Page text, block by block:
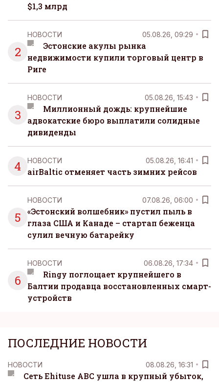
$1,3 млрд
2
НОВОСТИ 05.08.26, 09:29
Эстонские акулы рынка
недвижимости купили торговый центр в
Риге
3
НОВОСТИ 05.08.26, 15:43
Миллионный дождь: крупнейшие
адвокатские бюро выплатили солидные
дивиденды
4 НОВОСТИ 05.08.26, 16:41
airBaltic отменяет часть зимних рейсов
5
НОВОСТИ 07.08.26, 06:00
«Эстонский волшебник» пустил пыль в
глаза США и Канаде – стартап беженца
сулил вечную батарейку
6
НОВОСТИ 06.08.26, 17:34
Ringy поглощает крупнейшего в
Балтии продавца восстановленных смарт-
устройств
ПОСЛЕДНИЕ НОВОСТИ
НОВОСТИ 08.08.26, 16:31
Сеть Ehituse ABC ушла в крупный убыток,